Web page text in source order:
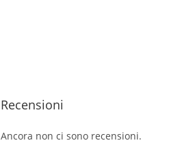
Recensioni
Ancora non ci sono recensioni.